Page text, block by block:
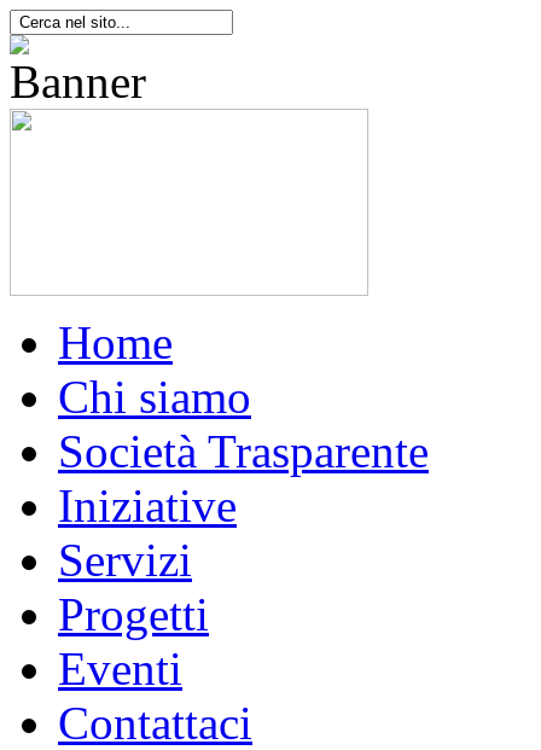
Home
Chi siamo
Società Trasparente
Iniziative
Servizi
Progetti
Eventi
Contattaci